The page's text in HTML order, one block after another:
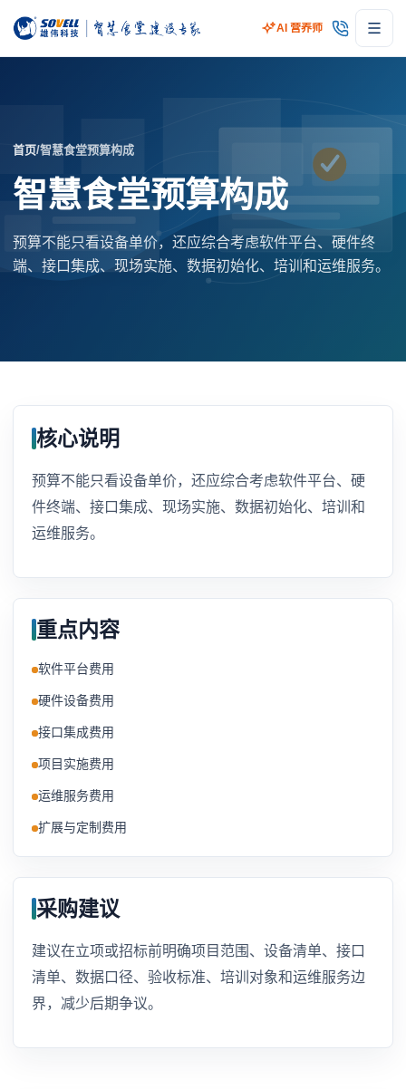
AI 营养师
首页/智慧食堂预算构成
智慧食堂预算构成
预算不能只看设备单价，还应综合考虑软件平台、硬件终
端、接口集成、现场实施、数据初始化、培训和运维服务。
核心说明
预算不能只看设备单价，还应综合考虑软件平台、硬
件终端、接口集成、现场实施、数据初始化、培训和
运维服务。
重点内容
软件平台费用
硬件设备费用
接口集成费用
项目实施费用
运维服务费用
扩展与定制费用
采购建议
建议在立项或招标前明确项目范围、设备清单、接口
清单、数据口径、验收标准、培训对象和运维服务边
界，减少后期争议。